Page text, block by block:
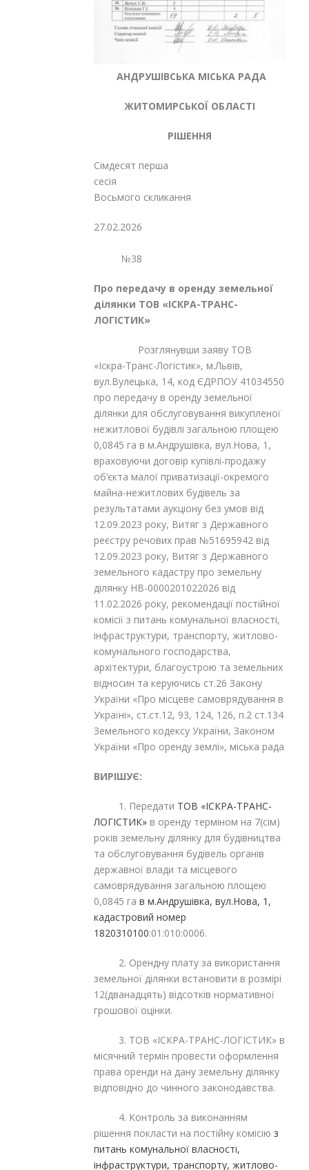
АНДРУШІВСЬКА МІСЬКА РАДА
ЖИТОМИРСЬКОЇ ОБЛАСТІ
РІШЕННЯ
Сімдесят перша
сесія
Восьмого скликання
27.02.2026
№38
Про передачу в оренду земельної
ділянки ТОВ «ІСКРА-ТРАНС-
ЛОГІСТИК»
Розглянувши заяву ТОВ
«Іскра-Транс-Логістик», м.Львів,
вул.Вулецька, 14, код ЄДРПОУ 41034550
про передачу в оренду земельної
ділянки для обслуговування викупленої
нежитлової будівлі загальною площею
0,0845 га в м.Андрушівка, вул.Нова, 1,
враховуючи договір купівлі-продажу
об’єкта малої приватизації-окремого
майна-нежитлових будівель за
результатами аукціону без умов від
12.09.2023 року, Витяг з Державного
реєстру речових прав №51695942 від
12.09.2023 року, Витяг з Державного
земельного кадастру про земельну
ділянку НВ-0000201022026 від
11.02.2026 року, рекомендації постійної
комісії з питань комунальної власності,
інфраструктури, транспорту, житлово-
комунального господарства,
архітектури, благоустрою та земельних
відносин та керуючись ст.26 Закону
України «Про місцеве самоврядування в
Україні», ст.ст.12, 93, 124, 126, п.2 ст.134
Земельного кодексу України, Законом
України «Про оренду землі», міська рада
ВИРІШУЄ:
1. Передати ТОВ «ІСКРА-ТРАНС-
ЛОГІСТИК» в оренду терміном на 7(сім)
років земельну ділянку для будівництва
та обслуговування будівель органів
державної влади та місцевого
самоврядування загальною площею
0,0845 га в м.Андрушівка, вул.Нова, 1,
кадастровий номер
1820310100:01:010:0006.
2. Орендну плату за використання
земельної ділянки встановити в розмірі
12(дванадцять) відсотків нормативної
грошової оцінки.
3. ТОВ «ІСКРА-ТРАНС-ЛОГІСТИК» в
місячний термін провести оформлення
права оренди на дану земельну ділянку
відповідно до чинного законодавства.
4. Контроль за виконанням
рішення покласти на постійну комісію з
питань комунальної власності,
інфраструктури, транспорту, житлово-